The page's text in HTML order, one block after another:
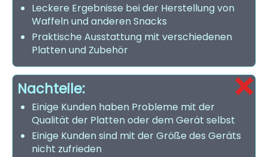
Leckere Ergebnisse bei der Herstellung von
Waffeln und anderen Snacks
Praktische Ausstattung mit verschiedenen
Platten und Zubehör
Nachteile:
Einige Kunden haben Probleme mit der
Qualität der Platten oder dem Gerät selbst
Einige Kunden sind mit der Größe des Geräts
nicht zufrieden